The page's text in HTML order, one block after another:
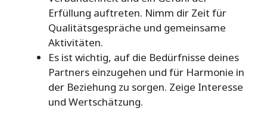
Erfüllung auftreten. Nimm dir Zeit für
Qualitätsgespräche und gemeinsame
Aktivitäten.
Es ist wichtig, auf die Bedürfnisse deines
Partners einzugehen und für Harmonie in
der Beziehung zu sorgen. Zeige Interesse
und Wertschätzung.